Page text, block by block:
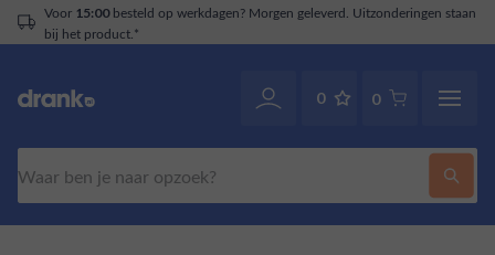
Voor 15:00besteld op werkdagen? Morgen geleverd. Uitzonderingen staan
bij het product.*
0 0